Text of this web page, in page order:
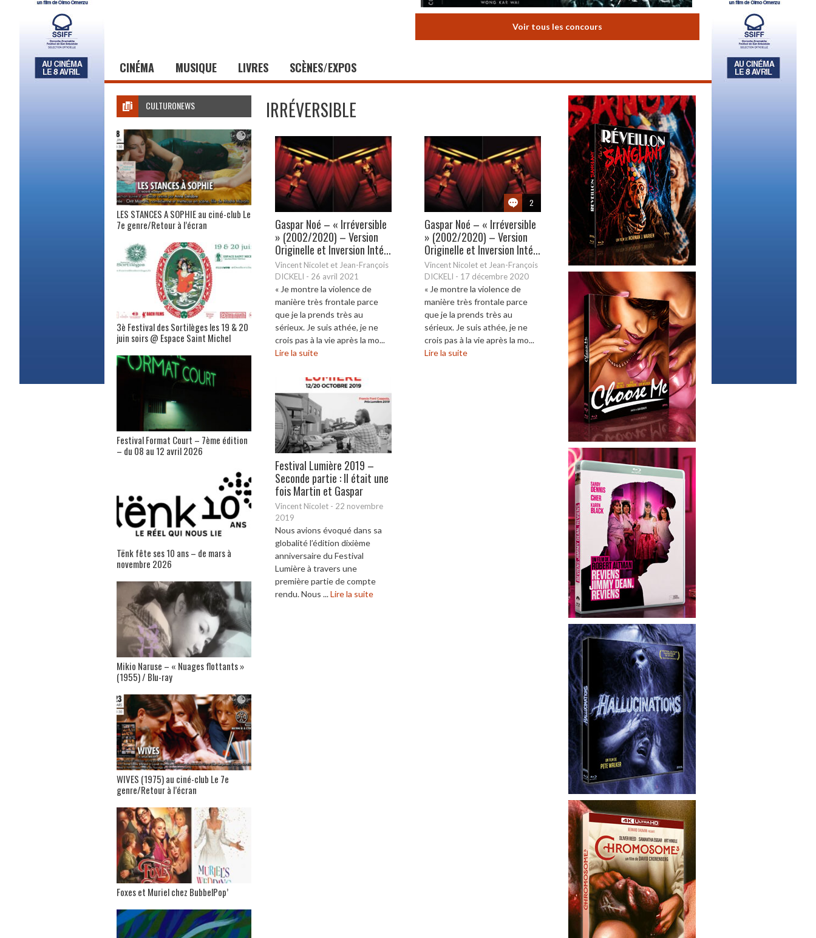
Voir tous les concours
CINÉMA MUSIQUE LIVRES SCÈNES/EXPOS
IRRÉVERSIBLE
Gaspar Noé – « Irréversible
» (2002/2020) – Version
Originelle et Inversion Inté...
Vincent Nicolet et Jean-François
DICKELI - 26 avril 2021
« Je montre la violence de
manière très frontale parce
que je la prends très au
sérieux. Je suis athée, je ne
crois pas à la vie après la mo...
Lire la suite
2
Gaspar Noé – « Irréversible
» (2002/2020) – Version
Originelle et Inversion Inté...
Vincent Nicolet et Jean-François
DICKELI - 17 décembre 2020
« Je montre la violence de
manière très frontale parce
que je la prends très au
sérieux. Je suis athée, je ne
crois pas à la vie après la mo...
Lire la suite
Festival Lumière 2019 –
Seconde partie : Il était une
fois Martin et Gaspar
Vincent Nicolet - 22 novembre
2019
Nous avions évoqué dans sa
globalité l’édition dixième
anniversaire du Festival
Lumière à travers une
première partie de compte
rendu. Nous ...Lire la suite
CULTURONEWS
LES STANCES A SOPHIE au ciné-club Le
7e genre/Retour à l’écran
3è Festival des Sortilèges les 19 & 20
juin soirs @ Espace Saint Michel
Festival Format Court – 7ème édition
– du 08 au 12 avril 2026
Tënk fête ses 10 ans – de mars à
novembre 2026
Mikio Naruse – « Nuages flottants »
(1955) / Blu-ray
WIVES (1975) au ciné-club Le 7e
genre/Retour à l’écran
Foxes et Muriel chez BubbelPop’